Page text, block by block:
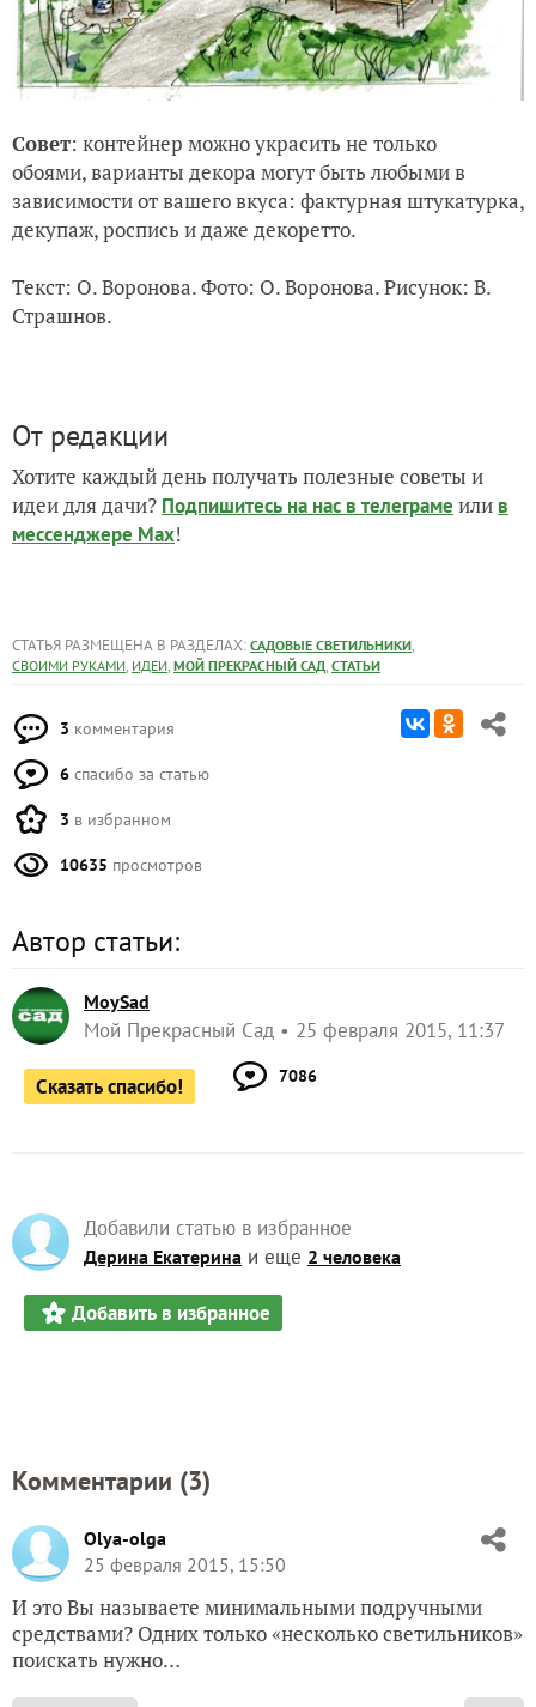
Совет: контейнер можно украсить не только
обоями, варианты декора могут быть любыми в
зависимости от вашего вкуса: фактурная штукатурка,
декупаж, роспись и даже декоретто.
Текст: О. Воронова. Фото: О. Воронова. Рисунок: В.
Страшнов.
От редакции
Хотите каждый день получать полезные советы и
идеи для дачи? Подпишитесь на нас в телеграме или в
мессенджере Max!
СТАТЬЯ РАЗМЕЩЕНА В РАЗДЕЛАХ: САДОВЫЕ СВЕТИЛЬНИКИ,
СВОИМИ РУКАМИ, ИДЕИ, МОЙ ПРЕКРАСНЫЙ САД, СТАТЬИ
3 комментария
6 спасибо за статью
3 в избранном
10635 просмотров
Автор статьи:
MoySad
Мой Прекрасный Сад 25 февраля 2015, 11:37
Сказать спасибо! 7086
Добавили статью в избранное
Дерина Екатерина и еще 2 человека
Добавить в избранное
Комментарии (3)
Olya-olga
25 февраля 2015, 15:50
И это Вы называете минимальными подручными
средствами? Одних только «несколько светильников»
поискать нужно…